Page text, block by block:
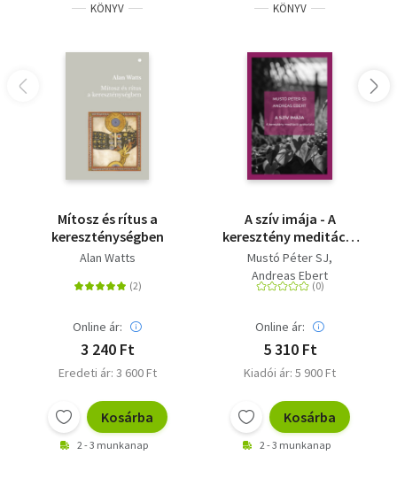
KÖNYV
Mítosz és rítus a
kereszténységben
Alan Watts
Online ár:
3 240 Ft
Eredeti ár: 3 600 Ft
Kosárba
2 - 3 munkanap
KÖNYV
A szív imája - A
keresztény meditáció
gyakorlata
Mustó Péter SJ
Andreas Ebert
Online ár:
5 310 Ft
Kiadói ár: 5 900 Ft
Kosárba
2 - 3 munkanap